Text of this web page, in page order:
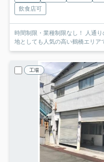
飲食店可
時間制限・業種制限なし！ 人通
地としても人気の高い鶴橋エリア
工場